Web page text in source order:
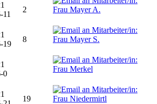
11
2
19
8
0
19